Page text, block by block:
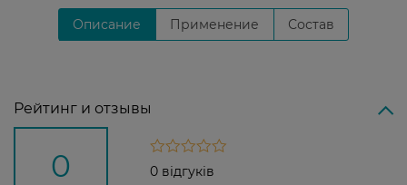
Описание Применение Состав
Рейтинг и отзывы
0 0 відгуків